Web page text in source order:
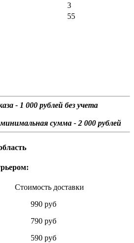
3
55
- 1 000 рублей без учета
сумма - 2 000 рублей
доставки
990 руб
790 руб
590 руб